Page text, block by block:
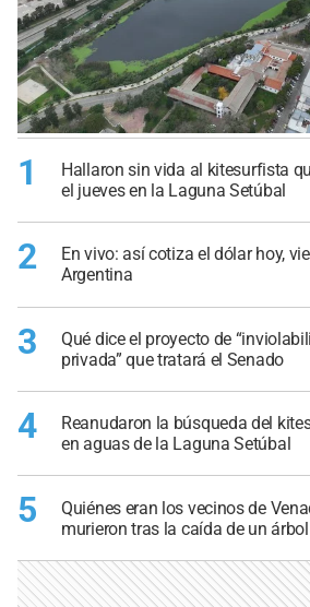
1
Hallaron sin vida al kitesurfista
el jueves en la Laguna Setúbal
2
En vivo: así cotiza el dólar hoy,
Argentina
3
Qué dice el proyecto de
privada” que tratará el Senado
4
Reanudaron la búsqueda del
en aguas de la Laguna Setúbal
5
Quiénes eran los vecinos de
murieron tras la caída de un